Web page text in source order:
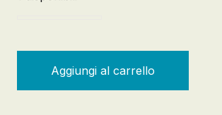
Aggiungi al carrello